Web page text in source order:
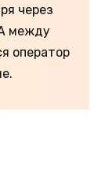
через
между
оператор